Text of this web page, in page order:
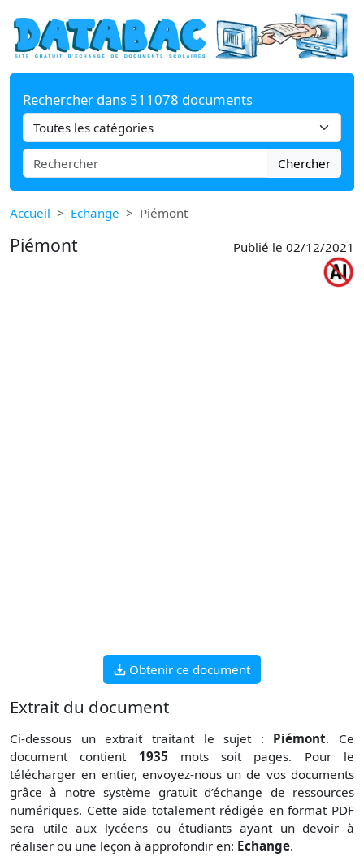
Rechercher dans 511078 documents
Chercher
Accueil Echange Piémont
Piémont Publié le 02/12/2021
Obtenir ce document
Extrait du document
Ci-dessous un extrait traitant le sujet : Piémont. Ce
document contient 1935 mots soit pages. Pour le
télécharger en entier, envoyez-nous un de vos documents
grâce à notre système gratuitd’échange de ressources
numériques. Cette aide totalement rédigée en format PDF
sera utile aux lycéens ou étudiants ayant un devoir à
réaliser ou une leçon à approfondir en: Echange.